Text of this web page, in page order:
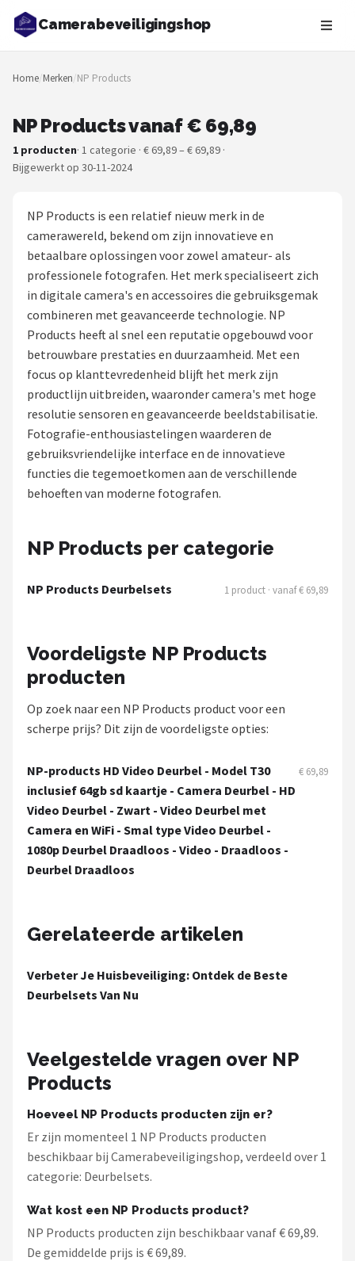
Camerabeveiligingshop
Zoeken
NAVIGATIE
Merken
Beveiligingscamera's
Camera Deurbellen
NAS
POPULAIRE MERKEN
Home-Locking
Reolink
Hikvision
TP-Link
Teceye
Smartwares
Alle merken →
Home/Merken/NP Products
NP Products vanaf € 69,89
1 producten· 1 categorie · € 69,89 – € 69,89 ·
Bijgewerkt op 30-11-2024
NP Products is een relatief nieuw merk in de
camerawereld, bekend om zijn innovatieve en
betaalbare oplossingen voor zowel amateur- als
professionele fotografen. Het merk specialiseert zich
in digitale camera's en accessoires die gebruiksgemak
combineren met geavanceerde technologie. NP
Products heeft al snel een reputatie opgebouwd voor
betrouwbare prestaties en duurzaamheid. Met een
focus op klanttevredenheid blijft het merk zijn
productlijn uitbreiden, waaronder camera's met hoge
resolutie sensoren en geavanceerde beeldstabilisatie.
Fotografie-enthousiastelingen waarderen de
gebruiksvriendelijke interface en de innovatieve
functies die tegemoetkomen aan de verschillende
behoeften van moderne fotografen.
NP Products per categorie
NP Products Deurbelsets 1 product · vanaf € 69,89
Voordeligste NP Products
producten
Op zoek naar een NP Products product voor een
scherpe prijs? Dit zijn de voordeligste opties:
NP-products HD Video Deurbel - Model T30
inclusief 64gb sd kaartje - Camera Deurbel - HD
Video Deurbel - Zwart - Video Deurbel met
Camera en WiFi - Smal type Video Deurbel -
1080p Deurbel Draadloos - Video - Draadloos -
Deurbel Draadloos
€ 69,89
Gerelateerde artikelen
Verbeter Je Huisbeveiliging: Ontdek de Beste
Deurbelsets Van Nu
Veelgestelde vragen over NP
Products
Hoeveel NP Products producten zijn er?
Er zijn momenteel 1 NP Products producten
beschikbaar bij Camerabeveiligingshop, verdeeld over 1
categorie: Deurbelsets.
Wat kost een NP Products product?
NP Products producten zijn beschikbaar vanaf € 69,89.
De gemiddelde prijs is € 69,89.